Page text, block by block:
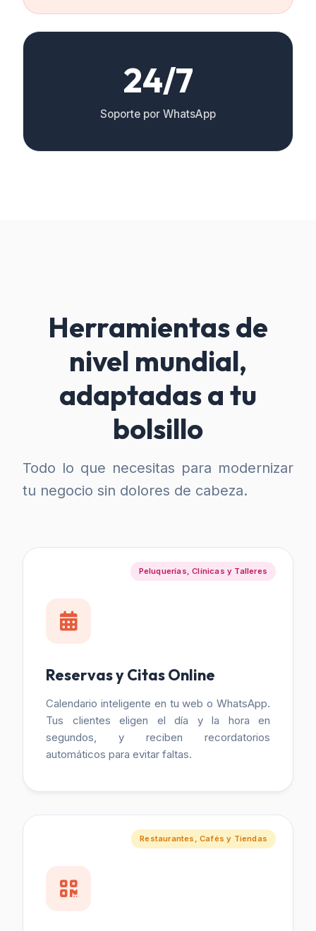
24/7
Soporte por WhatsApp
Herramientas de
nivel mundial,
adaptadas a tu
bolsillo
Todo lo que necesitas para modernizar
tu negocio sin dolores de cabeza.
Peluquerías, Clínicas y Talleres
Reservas y Citas Online
Calendario inteligente en tu web o WhatsApp.
Tus clientes eligen el día y la hora en
segundos, y reciben recordatorios
automáticos para evitar faltas.
Restaurantes, Cafés y Tiendas